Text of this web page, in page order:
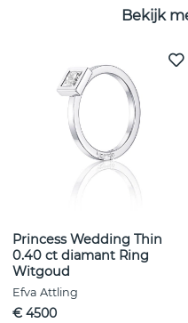
Bekijk
Princess Wedding Thin
0.40 ct diamant Ring
Witgoud
Efva Attling
€ 4500